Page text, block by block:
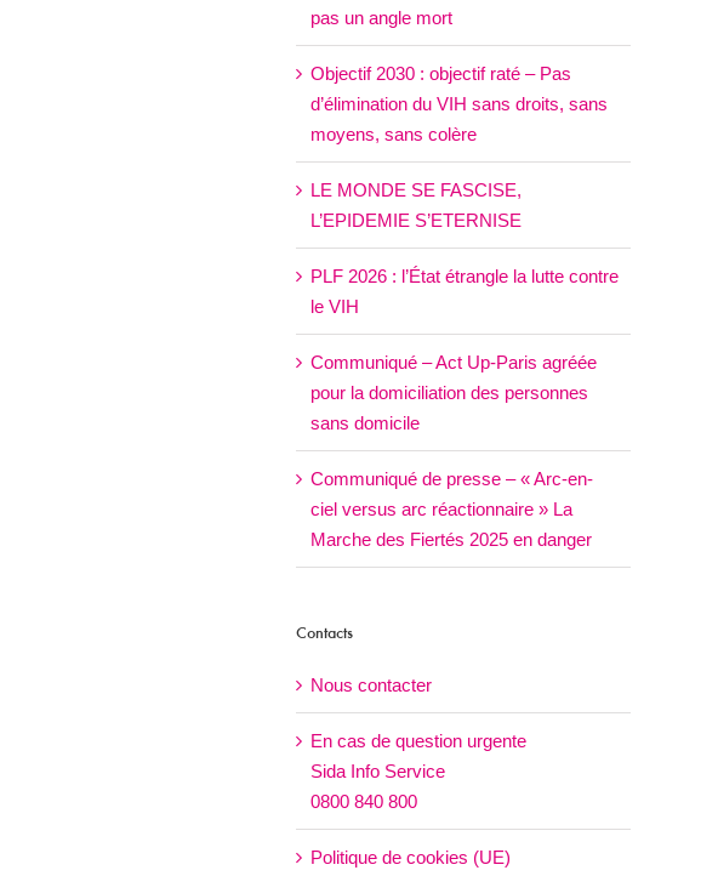
pas un angle mort
Objectif 2030 : objectif raté – Pas
d’élimination du VIH sans droits, sans
moyens, sans colère
LE MONDE SE FASCISE,
L’EPIDEMIE S’ETERNISE
PLF 2026 : l’État étrangle la lutte contre
le VIH
Communiqué – Act Up-Paris agréée
pour la domiciliation des personnes
sans domicile
Communiqué de presse – « Arc-en-
ciel versus arc réactionnaire » La
Marche des Fiertés 2025 en danger
Contacts
Nous contacter
En cas de question urgente
Sida Info Service
0800 840 800
Politique de cookies (UE)